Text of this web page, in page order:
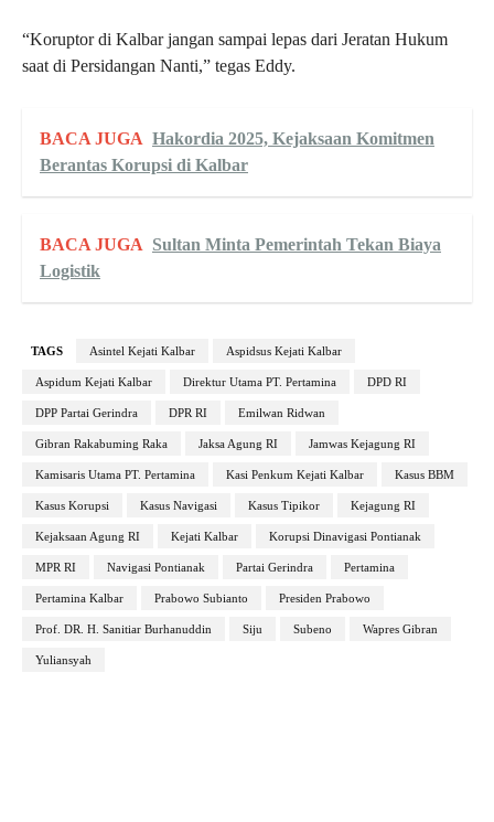
“Koruptor di Kalbar jangan sampai lepas dari Jeratan Hukum
saat di Persidangan Nanti,” tegas Eddy.
BACA JUGA Hakordia 2025, Kejaksaan Komitmen
Berantas Korupsi di Kalbar
BACA JUGA Sultan Minta Pemerintah Tekan Biaya
Logistik
TAGS Asintel Kejati Kalbar Aspidsus Kejati Kalbar
Aspidum Kejati Kalbar Direktur Utama PT. Pertamina DPD RI
DPP Partai Gerindra DPR RI Emilwan Ridwan
Gibran Rakabuming Raka Jaksa Agung RI Jamwas Kejagung RI
Kamisaris Utama PT. Pertamina Kasi Penkum Kejati Kalbar Kasus BBM
Kasus Korupsi Kasus Navigasi Kasus Tipikor Kejagung RI
Kejaksaan Agung RI Kejati Kalbar Korupsi Dinavigasi Pontianak
MPR RI Navigasi Pontianak Partai Gerindra Pertamina
Pertamina Kalbar Prabowo Subianto Presiden Prabowo
Prof. DR. H. Sanitiar Burhanuddin Siju Subeno Wapres Gibran
Yuliansyah